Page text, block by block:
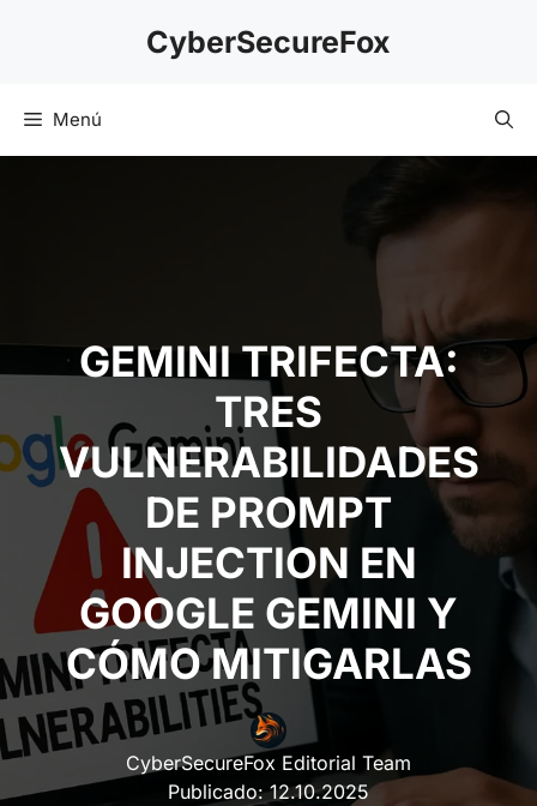
CyberSecureFox
Menú
GEMINI TRIFECTA:
TRES
VULNERABILIDADES
DE PROMPT
INJECTION EN
GOOGLE GEMINI Y
CÓMO MITIGARLAS
CyberSecureFox Editorial Team
Publicado:12.10.2025